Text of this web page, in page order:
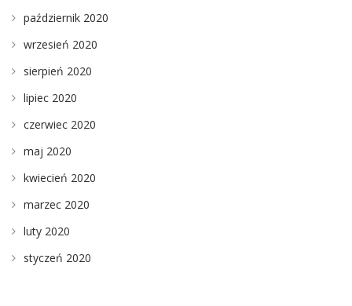
październik 2020
wrzesień 2020
sierpień 2020
lipiec 2020
czerwiec 2020
maj 2020
kwiecień 2020
marzec 2020
luty 2020
styczeń 2020